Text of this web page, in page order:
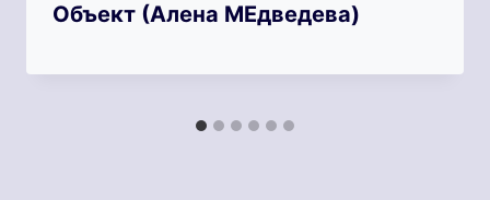
Объект (Алена МЕдведева)